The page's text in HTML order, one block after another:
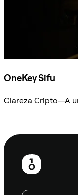
OneKey Sifu
Clareza Cripto—A
Rodapé